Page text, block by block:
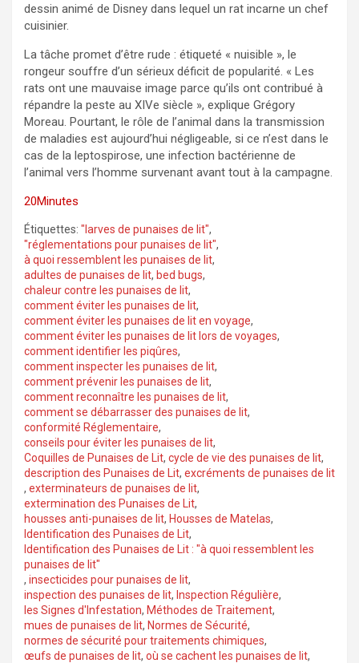
dessin animé de Disney dans lequel un rat incarne un chef
cuisinier.
La tâche promet d’être rude : étiqueté « nuisible », le
rongeur souffre d’un sérieux déficit de popularité. « Les
rats ont une mauvaise image parce qu’ils ont contribué à
répandre la peste au XIVe siècle », explique Grégory
Moreau. Pourtant, le rôle de l’animal dans la transmission
de maladies est aujourd’hui négligeable, si ce n’est dans le
cas de la leptospirose, une infection bactérienne de
l’animal vers l’homme survenant avant tout à la campagne.
20Minutes
Étiquettes: "larves de punaises de lit",
"réglementations pour punaises de lit",
à quoi ressemblent les punaises de lit,
adultes de punaises de lit, bed bugs,
chaleur contre les punaises de lit,
comment éviter les punaises de lit,
comment éviter les punaises de lit en voyage,
comment éviter les punaises de lit lors de voyages,
comment identifier les piqûres,
comment inspecter les punaises de lit,
comment prévenir les punaises de lit,
comment reconnaître les punaises de lit,
comment se débarrasser des punaises de lit,
conformité Réglementaire,
conseils pour éviter les punaises de lit,
Coquilles de Punaises de Lit, cycle de vie des punaises de lit,
description des Punaises de Lit, excréments de punaises de lit
, exterminateurs de punaises de lit,
extermination des Punaises de Lit,
housses anti-punaises de lit, Housses de Matelas,
Identification des Punaises de Lit,
Identification des Punaises de Lit : "à quoi ressemblent les
punaises de lit"
, insecticides pour punaises de lit,
inspection des punaises de lit, Inspection Régulière,
les Signes d'Infestation, Méthodes de Traitement,
mues de punaises de lit, Normes de Sécurité,
normes de sécurité pour traitements chimiques,
œufs de punaises de lit, où se cachent les punaises de lit,